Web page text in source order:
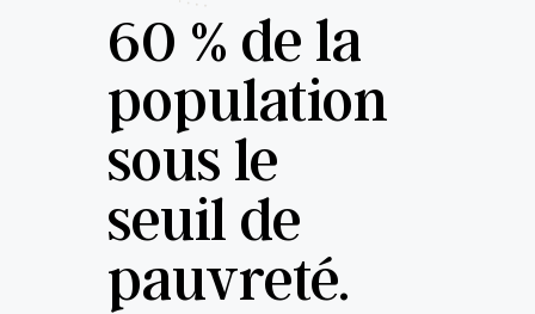
60 % de la
population
sous le
seuil de
pauvreté.